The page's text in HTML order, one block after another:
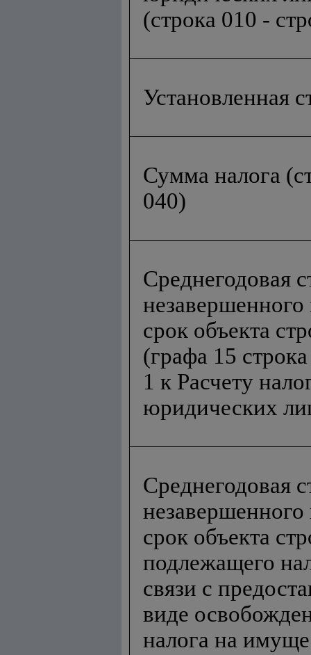
(строка 010 -
Установленная
Сумма налога
040)
Среднегодовая
срок объекта
(графа 15
1 к Расчету
юридических
Среднегодовая
срок объекта
подлежащего
связи с
виде
налога на